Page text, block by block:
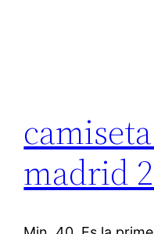
madrid